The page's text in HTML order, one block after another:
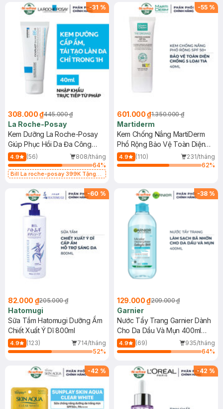
-31 %
308.000 ₫445.000 ₫
La Roche-Posay
Kem Dưỡng La Roche-Posay
Giúp Phục Hồi Da Đa Công
Dụng 40ml
4.9 (56)
808/tháng
64%
Bill La roche-posay 399K Tặng
(SL có hạn)
-55 %
601.000 ₫1.350.000 ₫
Martiderm
Kem Chống Nắng MartiDerm
Phổ Rộng Bảo Vệ Toàn Diện
40ml
4.9 (110)
231/tháng
62%
-60 %
82.000 ₫205.000 ₫
Hatomugi
Sữa Tắm Hatomugi Dưỡng Ẩm
Chiết Xuất Ý Dĩ 800ml
4.9 (123)
714/tháng
52%
-38 %
129.000 ₫209.000 ₫
Garnier
Nước Tẩy Trang Garnier Dành
Cho Da Dầu Và Mụn 400ml
(Mới)
4.9 (69)
935/tháng
64%
-42 % -42 %